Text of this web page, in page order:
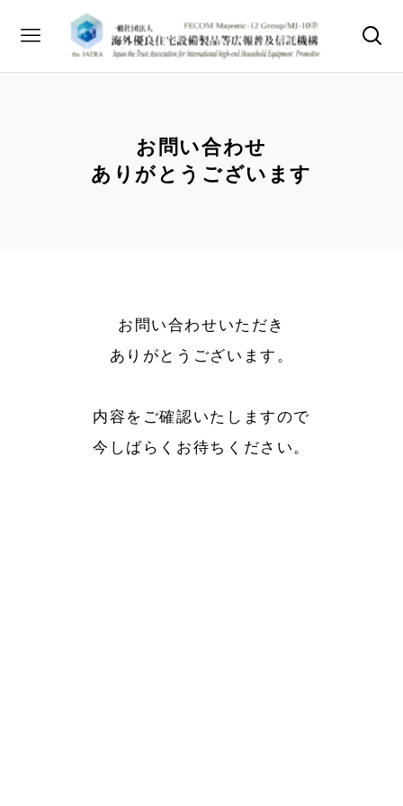
お問い合わせ
ありがとうございます
お問い合わせいただき
ありがとうございます。
内容をご確認いたしますので
今しばらくお待ちください。